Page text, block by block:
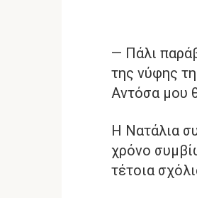
— Πάλι
της νύφης
Αντόσα μου
Η Νατάλια
χρόνο
τέτοια